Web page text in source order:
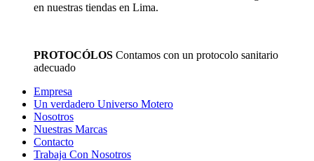
en nuestras tiendas en Lima.
PROTOCÓLOS Contamos con un protocolo sanitario
adecuado
Empresa
Un verdadero Universo Motero
Nosotros
Nuestras Marcas
Contacto
Trabaja Con Nosotros